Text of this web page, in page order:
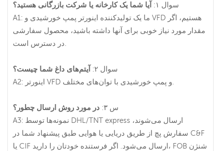
سوال ۱:
آیا شما یک کارخانه یا شرکت بازرگانی هستید؟
A1: ما یک تولیدکننده اینورتر پمپ خورشیدی و VFD هستیم، اگر
مقدار مورد نیاز خوبی برای آنها داشته باشید، محصول سفارشی
سوال ۲:
آیتم‌های داغ شما چیست؟
س ۳:
در مورد روش ارسال چطور؟
A3: نمونه‌ها توسط DHL/TNT express ارسال می‌شوند،
سفارش پچ از طریق دریایی یا هوایی طبق پیشنهاد شما در C&F
یا CIF ارسال می‌شود. اگر فرستنده خودتان را دارید، FOB شنژن